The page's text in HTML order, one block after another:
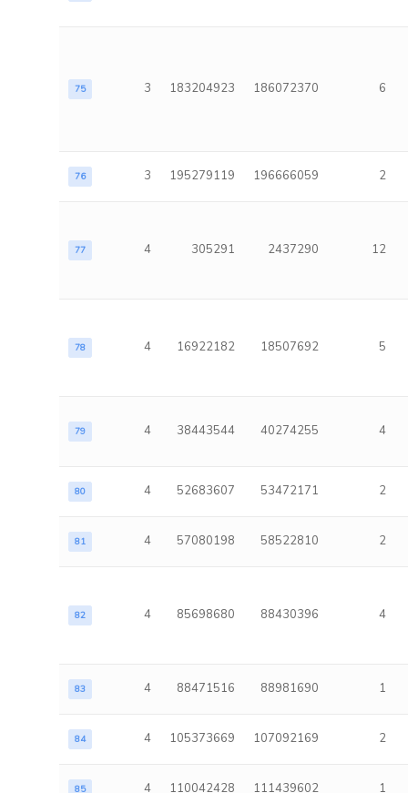
75 3 183204923 186072370 6
76 3 195279119 196666059 2
77 4 305291 2437290 12
78 4 16922182 18507692 5
79 4 38443544 40274255 4
80 4 52683607 53472171 2
81 4 57080198 58522810 2
82 4 85698680 88430396 4
83 4 88471516 88981690 1
84 4 105373669 107092169 2
85 4 110042428 111439602 1